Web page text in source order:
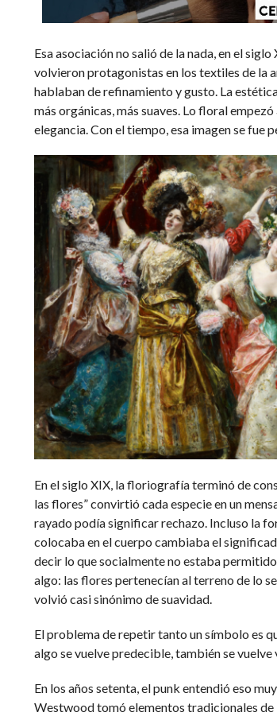
Esa asociación no salió de la nada, en el
volvieron protagonistas en los textiles de la
hablaban de refinamiento y gusto. La
más orgánicas, más suaves. Lo floral
elegancia. Con el tiempo, esa imagen se fue
En el siglo XIX, la floriografía terminó de
las flores” convirtió cada especie en un
rayado podía significar rechazo. Incluso la
colocaba en el cuerpo cambiaba el
decir lo que socialmente no estaba
algo: las flores pertenecían al terreno de lo
volvió casi sinónimo de suavidad.
El problema de repetir tanto un símbolo es
algo se vuelve predecible, también se vuelve
En los años setenta, el punk entendió eso
Westwood tomó elementos tradicionales